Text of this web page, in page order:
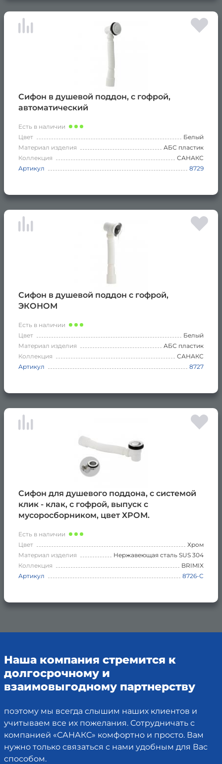
Сифон в душевой поддон, с гофрой,
автоматический
Есть в наличии
Цвет
Белый
Материал изделия
АБС пластик
Коллекция
САНАКС
Артикул
8729
Сифон в душевой поддон с гофрой,
ЭКОНОМ
Есть в наличии
Цвет
Белый
Материал изделия
АБС пластик
Коллекция
САНАКС
Артикул
8727
Сифон для душевого поддона, с системой
клик - клак, с гофрой, выпуск с
мусоросборником, цвет ХРОМ.
Есть в наличии
Цвет
Хром
Материал изделия
Нержавеющая сталь SUS 304
Коллекция
BRIMIX
Артикул
8726-C
Наша компания стремится к
долгосрочному и
взаимовыгодному партнерству
поэтому мы всегда слышим наших клиентов и
учитываем все их пожелания. Сотрудничать с
компанией «САНАКС» комфортно и просто. Вам
нужно только связаться с нами удобным для Вас
способом.